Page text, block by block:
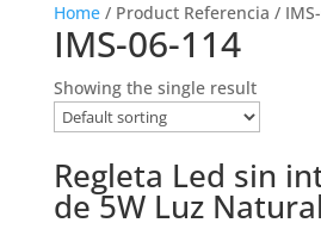
Home/ Product Referencia /
IMS-06-114
Showing the single result
Regleta Led sin
de 5W Luz Natural